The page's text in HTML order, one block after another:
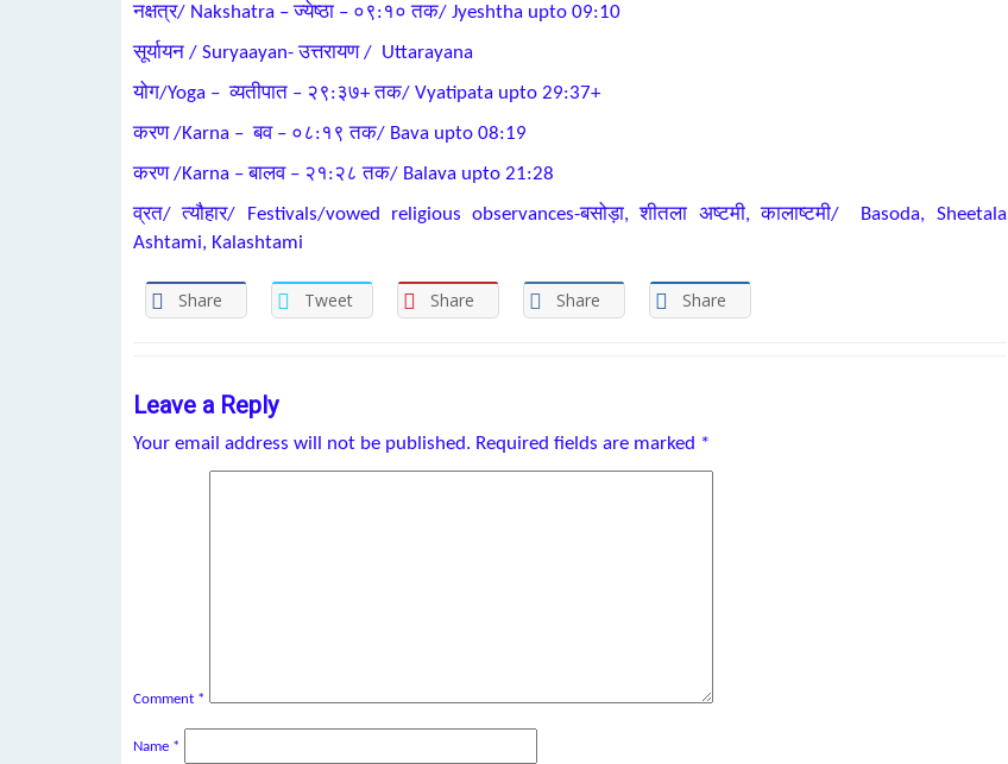
नक्षत्र/ Nakshatra – ज्येष्ठा – ०९:१० तक/ Jyeshtha upto 09:10
सूर्यायन / Suryaayan- उत्तरायण / Uttarayana
योग/Yoga – व्यतीपात – २९:३७+ तक/ Vyatipata upto 29:37+
करण /Karna – बव – ०८:१९ तक/ Bava upto 08:19
करण /Karna – बालव – २१:२८ तक/ Balava upto 21:28
व्रत/ त्यौहार/ Festivals/vowed religious observances-बसोड़ा, शीतला अष्टमी, कालाष्टमी/ Basoda, Sheetala
Ashtami, Kalashtami
Share Tweet Share Share Share
Leave a Reply
Your email address will not be published. Required fields are marked *
Comment *
Name *